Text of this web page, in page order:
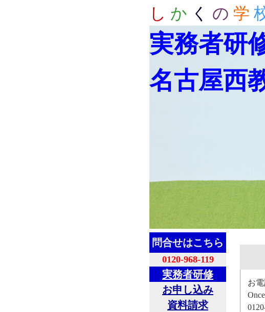
し か く の 学
実務者研
名古屋西
お
問合せはこちら
0120-968-119
実務者研修
お申し込み
資料請求